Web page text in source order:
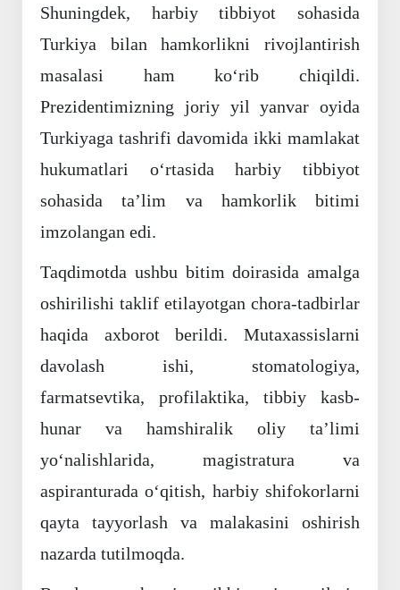
Shuningdek, harbiy tibbiyot sohasida
Turkiya bilan hamkorlikni rivojlantirish
masalasi ham ko‘rib chiqildi.
Prezidentimizning joriy yil yanvar oyida
Turkiyaga tashrifi davomida ikki mamlakat
hukumatlari o‘rtasida harbiy tibbiyot
sohasida ta’lim va hamkorlik bitimi
imzolangan edi.
Taqdimotda ushbu bitim doirasida amalga
oshirilishi taklif etilayotgan chora-tadbirlar
haqida axborot berildi. Mutaxassislarni
davolash ishi, stomatologiya,
farmatsevtika, profilaktika, tibbiy kasb-
hunar va hamshiralik oliy ta’limi
yo‘nalishlarida, magistratura va
aspiranturada o‘qitish, harbiy shifokorlarni
qayta tayyorlash va malakasini oshirish
nazarda tutilmoqda.